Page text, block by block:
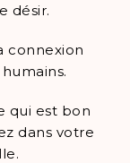
désir.
connexion
qui est bon
dans votre